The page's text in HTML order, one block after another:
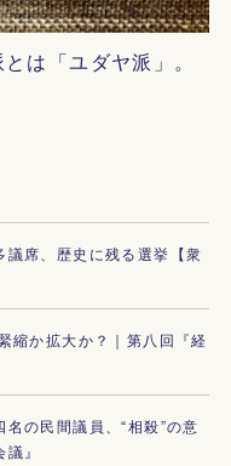
は「ユダヤ派」。
席、歴史に残る選挙【衆
縮か拡大か？｜第八回『経
の民間議員、“相殺”の意
』